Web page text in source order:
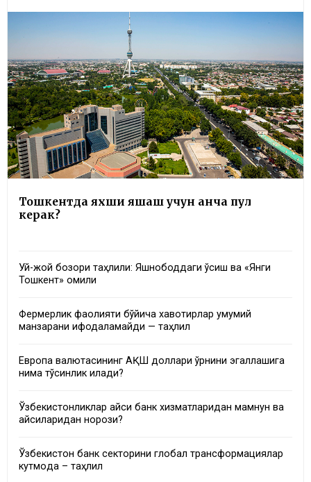
Тошкентда яхши яшаш учун қанча пул
керак?
Уй-жой бозори таҳлили: Яшнободдаги ўсиш ва «Янги
Тошкент» омили
Фермерлик фаолияти бўйича хавотирлар умумий
манзарани ифодаламайди — таҳлил
Европа валютасининг АҚШ доллари ўрнини эгаллашига
нима тўсқинлик қилади?
Ўзбекистонликлар қайси банк хизматларидан мамнун ва
қайсиларидан норози?
Ўзбекистон банк секторини глобал трансформациялар
кутмоқда – таҳлил